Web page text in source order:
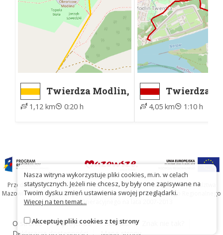
Twierdza Modlin,
Muzeum -
Twierdza Modlin,
1,12 km 0:20 h
Twierdza
Rondo -
Modlin
4,05 km 1:10 h
Przedsięwzięcie współfinansowane ze środków Samorządu Województwa
Mazowieckiego oraz Unię Europejską w ramach Mazowieckiego Regionalnego
Programu Operacyjnego na lata 2007-2013
O stronie O projekcie Kontakt
Deklaracja dostępności
Mapa strony
Nasza witryna wykorzystuje pliki cookies, m.in. w celach
statystycznych. Jeżeli nie chcesz, by były one zapisywane na
Twoim dysku zmień ustawienia swojej przeglądarki.
Więcej na ten temat...
Akceptuję pliki cookies z tej strony